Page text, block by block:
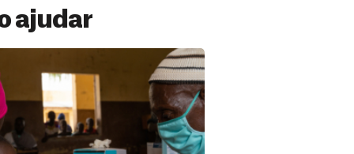
ajudar